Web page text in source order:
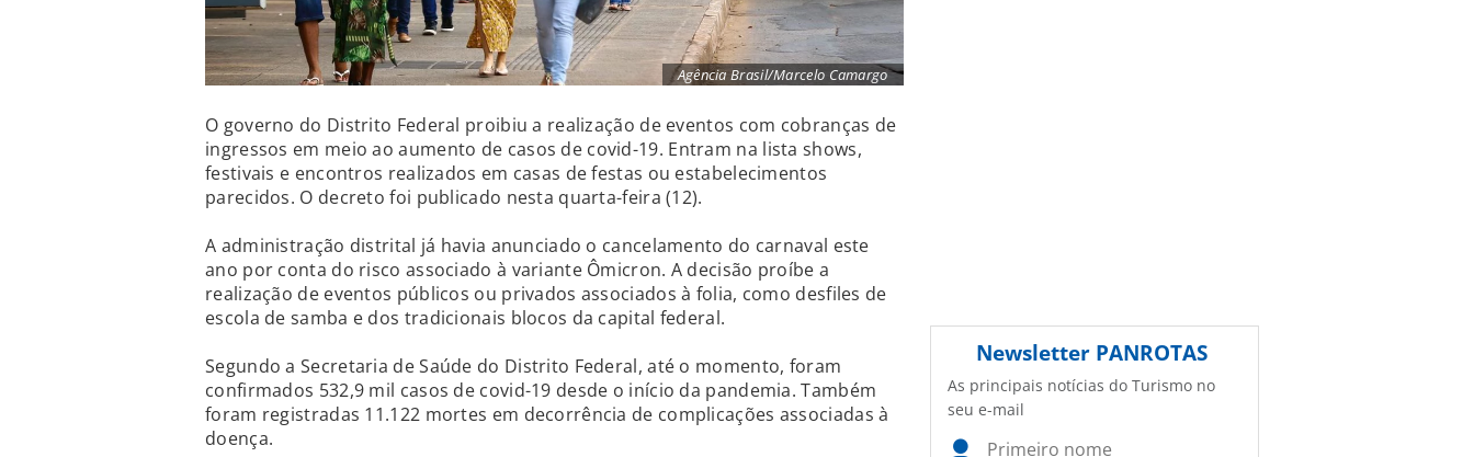
Agência Brasil/Marcelo Camargo
O governo do Distrito Federal proibiu a realização de eventos com cobranças de
ingressos em meio ao aumento de casos de covid-19. Entram na lista shows,
festivais e encontros realizados em casas de festas ou estabelecimentos
parecidos. O decreto foi publicado nesta quarta-feira (12).
A administração distrital já havia anunciado o cancelamento do carnaval este
ano por conta do risco associado à variante Ômicron. A decisão proíbe a
realização de eventos públicos ou privados associados à folia, como desfiles de
escola de samba e dos tradicionais blocos da capital federal.
Segundo a Secretaria de Saúde do Distrito Federal, até o momento, foram
confirmados 532,9 mil casos de covid-19 desde o início da pandemia. Também
foram registradas 11.122 mortes em decorrência de complicações associadas à
doença.
Newsletter PANROTAS
As principais notícias do Turismo no
seu e-mail